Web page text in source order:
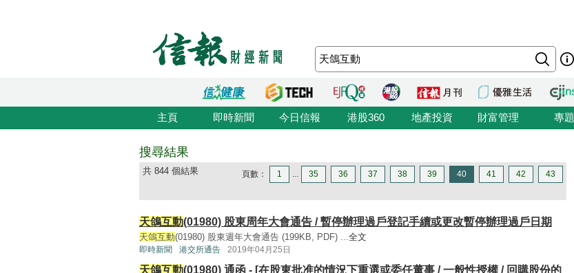
主頁 即時新聞 今日信報 港股360 地產投資 財富管理 專題
搜尋結果
共 844 個結果 頁數： 1 ... 35 36 37 38 39 40 41 42 43
天鴿互動(01980) 股東周年大會通告 / 暫停辦理過戶登記手續或更改暫停辦理過戶日期
天鴿互動(01980) 股東週年大會通告 (199KB, PDF) ...全文
即時新聞 港交所通告 2019年04月25日
天鴿互動(01980) 通函 - [在股東批准的情況下重選或委任董事 / 一般性授權 / 回購股份的